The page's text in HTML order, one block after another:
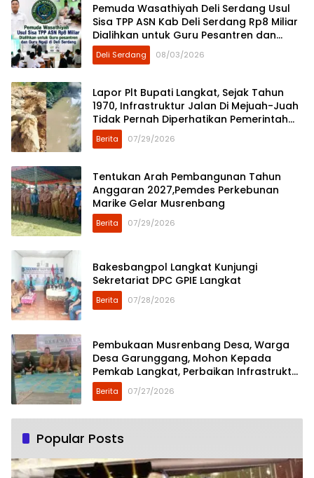
Pemuda Wasathiyah Deli Serdang Usul
Sisa TPP ASN Kab Deli Serdang Rp8 Miliar
Dialihkan untuk Guru Pesantren dan
Guru Ngaji
Deli Serdang 08/03/2026
Lapor Plt Bupati Langkat, Sejak Tahun
1970, Infrastruktur Jalan Di Mejuah-Juah
Tidak Pernah Diperhatikan Pemerintah
Kabupaten Langkat
Berita 07/29/2026
Tentukan Arah Pembangunan Tahun
Anggaran 2027,Pemdes Perkebunan
Marike Gelar Musrenbang
Berita 07/29/2026
Bakesbangpol Langkat Kunjungi
Sekretariat DPC GPIE Langkat
Berita 07/28/2026
Pembukaan Musrenbang Desa, Warga
Desa Garunggang, Mohon Kepada
Pemkab Langkat, Perbaikan Infrastruktur
di Dusun Mejuah-Juah
Berita 07/27/2026
Popular Posts